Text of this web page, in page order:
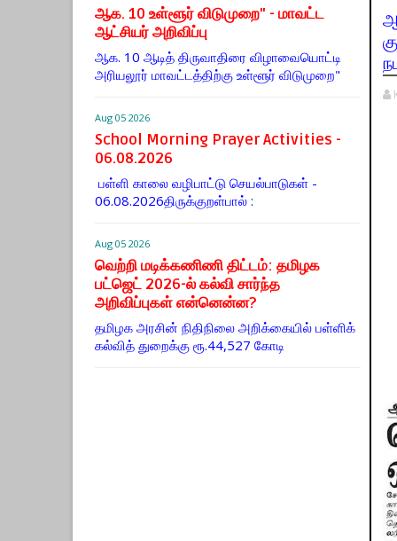
ஆக. 10 உள்ளூர் விடுமுறை" - மாவட்ட
ஆட்சியர் அறிவிப்பு
ஆக. 10 ஆடித் திருவாதிரை விழாவையொட்டி
அரியலூர் மாவட்டத்திற்கு உள்ளூர் விடுமுறை"
Aug 05 2026
School Morning Prayer Activities -
06.08.2026
பள்ளி காலை வழிபாட்டு செயல்பாடுகள் -
06.08.2026திருக்குறள்பால் :
Aug 05 2026
வெற்றி மடிக்கணிணி திட்டம்: தமிழக
பட்ஜெட் 2026-ல் கல்வி சார்ந்த
அறிவிப்புகள் என்னென்ன?
தமிழக அரசின் நிதிநிலை அறிக்கையில் பள்ளிக்
கல்வித் துறைக்கு ரூ.44,527 கோடி